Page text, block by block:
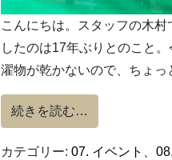
こんにちは。スタッフの木
したのは17年ぶりとのこと
濯物が乾かないので、ちょ
続きを読む…
カテゴリー: 07. イベント